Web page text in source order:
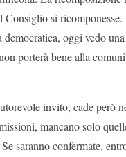
Consiglio si
democratica, oggi vedo una
porterà bene alla
invito, cade però
mancano solo
saranno confermate,